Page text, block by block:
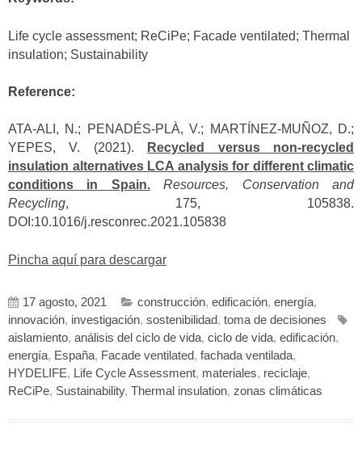
Life cycle assessment; ReCiPe; Facade ventilated; Thermal
insulation; Sustainability
Reference:
ATA-ALI, N.; PENADÉS-PLÀ, V.; MARTÍNEZ-MUÑOZ, D.;
YEPES, V. (2021).
Recycled versus non-recycled
insulation alternatives LCA analysis for different climatic
conditions in Spain.
Resources, Conservation and
Recycling, 175, 105838.
DOI:10.1016/j.resconrec.2021.105838
Pincha aquí para descargar
17 agosto, 2021 construcción, edificación, energía,
innovación, investigación, sostenibilidad, toma de decisiones
aislamiento, análisis del ciclo de vida, ciclo de vida, edificación,
energía, España, Facade ventilated, fachada ventilada,
HYDELIFE, Life Cycle Assessment, materiales, reciclaje,
ReCiPe, Sustainability, Thermal insulation, zonas climáticas